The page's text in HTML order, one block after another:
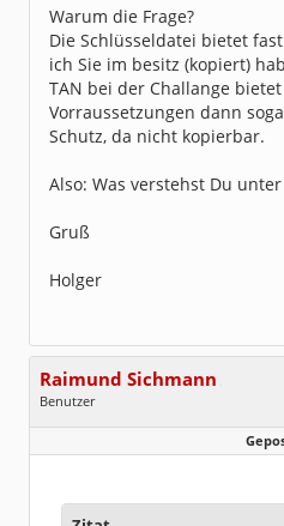
Warum die Frage?
Die Schlüsseldatei bietet
ich Sie im besitz (kopiert)
TAN bei der Challange
Vorraussetzungen dann
Schutz, da nicht kopierbar.
Also: Was verstehst Du unter
Gruß
Holger
Raimund Sichmann
Benutzer
Geschlecht:
keine Angabe
Dabei seit:
08 / 2002